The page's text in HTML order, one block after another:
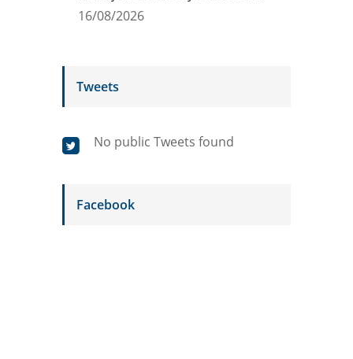
16/08/2026
Tweets
No public Tweets found
Facebook